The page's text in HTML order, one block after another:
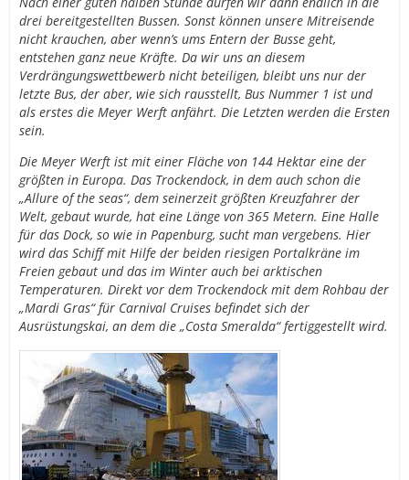
drei bereitgestellten Bussen. Sonst können unsere Mitreisende
nicht krauchen, aber wenn’s ums Entern der Busse geht,
entstehen ganz neue Kräfte. Da wir uns an diesem
Verdrängungswettbewerb nicht beteiligen, bleibt uns nur der
letzte Bus, der aber, wie sich rausstellt, Bus Nummer 1 ist und
als erstes die Meyer Werft anfährt. Die Letzten werden die Ersten
sein.
Die Meyer Werft ist mit einer Fläche von 144 Hektar eine der
größten in Europa. Das Trockendock, in dem auch schon die
„Allure of the seas“, dem seinerzeit größten Kreuzfahrer der
Welt, gebaut wurde, hat eine Länge von 365 Metern. Eine Halle
für das Dock, so wie in Papenburg, sucht man vergebens. Hier
wird das Schiff mit Hilfe der beiden riesigen Portalkräne im
Freien gebaut und das im Winter auch bei arktischen
Temperaturen. Direkt vor dem Trockendock mit dem Rohbau der
„Mardi Gras“ für Carnival Cruises befindet sich der
Ausrüstungskai, an dem die „Costa Smeralda“ fertiggestellt wird.